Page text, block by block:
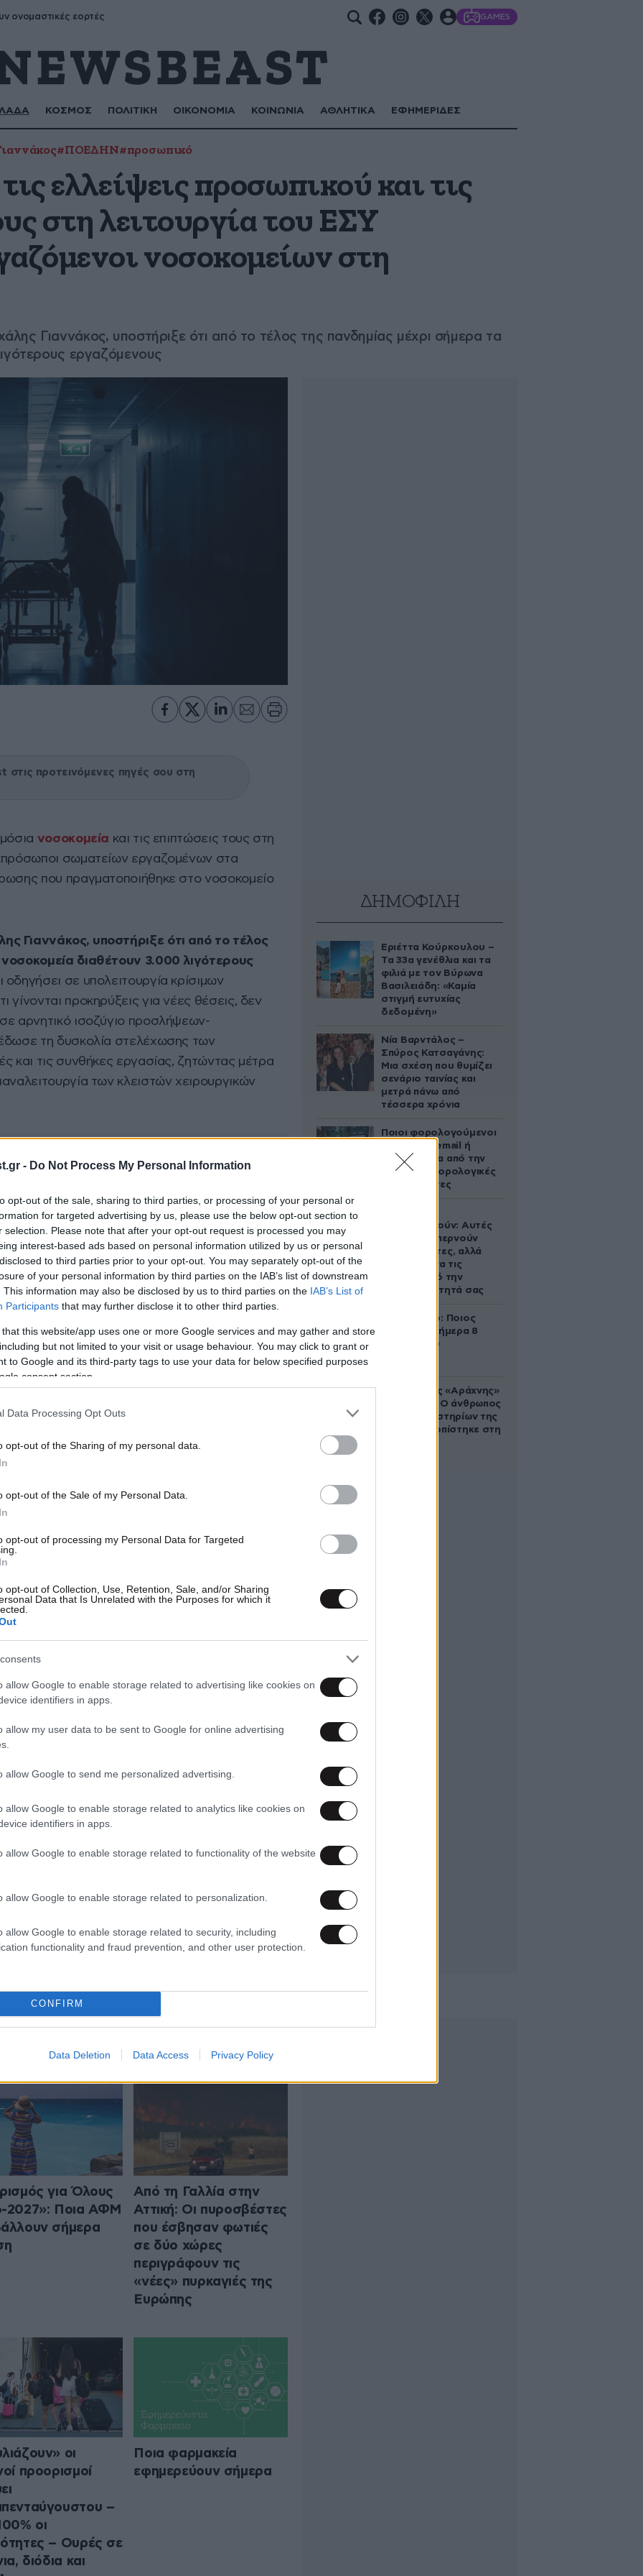
- Do Not Process My Personal Information
opt-out of the sale, sharing to third parties, or processing of your personal or
for targeted advertising by us, please use the below opt-out section to
selection. Please note that after your opt-out request is processed you may
interest-based ads based on personal information utilized by us or personal
to third parties prior to your opt-out. You may separately opt-out of the
of your personal information by third parties on the IAB’s list of downstream
This information may also be disclosed by us to third parties on the IAB’s List of
Participants that may further disclose it to other third parties.
that this website/app uses one or more Google services and may gather and store
but not limited to your visit or usage behaviour. You may click to grant or
to Google and its third-party tags to use your data for below specified purposes
consent section.
Data Processing Opt Outs
opt-out of the Sharing of my personal data.
opt-out of the Sale of my Personal Data.
opt-out of processing my Personal Data for Targeted
opt-out of Collection, Use, Retention, Sale, and/or Sharing
Data that Is Unrelated with the Purposes for which it
allow Google to enable storage related to advertising like cookies on
identifiers in apps.
allow my user data to be sent to Google for online advertising
allow Google to send me personalized advertising.
allow Google to enable storage related to analytics like cookies on
identifiers in apps.
allow Google to enable storage related to functionality of the website
allow Google to enable storage related to personalization.
allow Google to enable storage related to security, including
functionality and fraud prevention, and other user protection.
CONFIRM
Data Deletion Data Access Privacy Policy
ονομαστικές εορτές GAMES
ΚΟΣΜΟΣ ΠΟΛΙΤΙΚΗ ΟΙΚΟΝΟΜΙΑ ΚΟΙΝΩΝΙΑ ΑΘΛΗΤΙΚΑ ΕΦΗΜΕΡΙΔΕΣ
Θεσσαλονίκη
#ΠΟΕΔΗΝ#προσωπικό
ελλείψεις προσωπικού και τις
στη λειτουργία του ΕΣΥ
νοσοκομείων στη
Γιαννάκος, υποστήριξε ότι από το τέλος της πανδημίας μέχρι σήμερα τα
εργαζόμενους
στις προτεινόμενες πηγές σου στη
νοσοκομεία και τις επιπτώσεις τους στη
σωματείων εργαζομένων στα
που πραγματοποιήθηκε στο νοσοκομείο
Γιαννάκος, υποστήριξε ότι από το τέλος
διαθέτουν 3.000 λιγότερους
οδηγήσει σε υπολειτουργία κρίσιμων
προκηρύξεις για νέες θέσεις, δεν
αρνητικό ισοζύγιο προσλήψεων-
τη δυσκολία στελέχωσης των
και τις συνθήκες εργασίας, ζητώντας μέτρα
των κλειστών χειρουργικών
κλίνες ΜΕΘ έχουν μειωθεί από 1.200
χειρουργικές αίθουσες
νοσηλευτών και γιατρών.
για τη λήξη, στα τέλη Ιουνίου, του
χειρουργείων που χρηματοδοτείται από
χωρίς συνέχιση του μέτρου οι λίστες
ΔΗΜΟΦΙΛΗ
Εριέττα Κούρκουλου –
Τα 33α γενέθλια και τα
φιλιά με τον Βύρωνα
Βασιλειάδη: «Καμία
στιγμή ευτυχίας
δεδομένη»
Νία Βαρντάλος –
Σπύρος Κατσαγάνης:
Μια σχέση που θυμίζει
σενάριο ταινίας και
μετρά πάνω από
τέσσερα χρόνια
Ποιοι φορολογούμενοι
θα λάβουν email ή
τηλεφώνημα από την
ΑΑΔΕ για φορολογικές
εκκρεμότητες
προειδοποιούν: Αυτές
οι τροφές, περνούν
απαρατήρητες, αλλά
καλό είναι να τις
βγάλετε από την
καθημερινότητά σας
Εορτολόγιο: Ποιος
γιορτάζει σήμερα 8
Αυγούστου
Στα ίχνη της «Αράχνης»
του Άσαντ: Ο άνθρωπος
των βασανιστηρίων της
Συρίας εντοπίστηκε στη
ΕΛΛΑΔΑ
για Όλους
2027»: Ποια ΑΦΜ
σήμερα
Από τη Γαλλία στην
Αττική: Οι πυροσβέστες
που έσβησαν φωτιές
σε δύο χώρες
περιγράφουν τις
«νέες» πυρκαγιές της
Ευρώπης
οι
προορισμοί
–
οι
– Ουρές σε
διόδια και
Ποια φαρμακεία
εφημερεύουν σήμερα